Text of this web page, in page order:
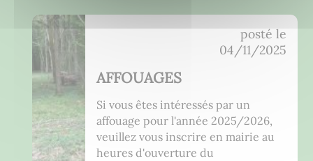
posté le
04/11/2025
AFFOUAGES
Si vous êtes intéressés par un
affouage pour l'année 2025/2026,
veuillez vous inscrire en mairie au
heures d'ouverture du